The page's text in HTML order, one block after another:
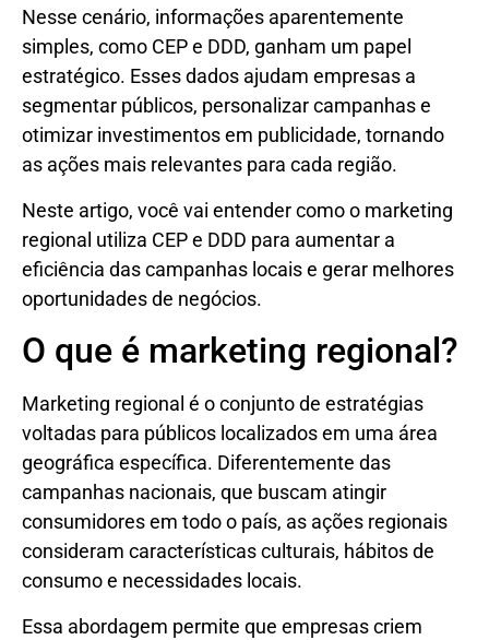
Nesse cenário, informações aparentemente
simples, como CEP e DDD, ganham um papel
estratégico. Esses dados ajudam empresas a
segmentar públicos, personalizar campanhas e
otimizar investimentos em publicidade, tornando
as ações mais relevantes para cada região.
Neste artigo, você vai entender como o marketing
regional utiliza CEP e DDD para aumentar a
eficiência das campanhas locais e gerar melhores
oportunidades de negócios.
O que é marketing regional?
Marketing regional é o conjunto de estratégias
voltadas para públicos localizados em uma área
geográfica específica. Diferentemente das
campanhas nacionais, que buscam atingir
consumidores em todo o país, as ações regionais
consideram características culturais, hábitos de
consumo e necessidades locais.
Essa abordagem permite que empresas criem